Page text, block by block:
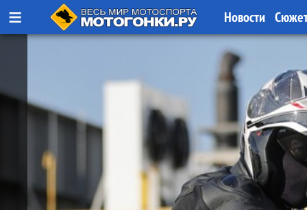
≡ Новости